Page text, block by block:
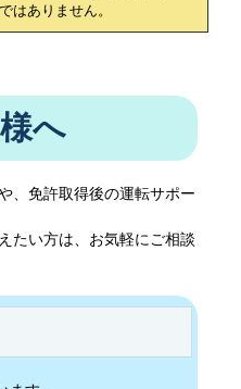
はありません。
へ
、免許取得後の運転サポー
たい方は、お気軽にご相談